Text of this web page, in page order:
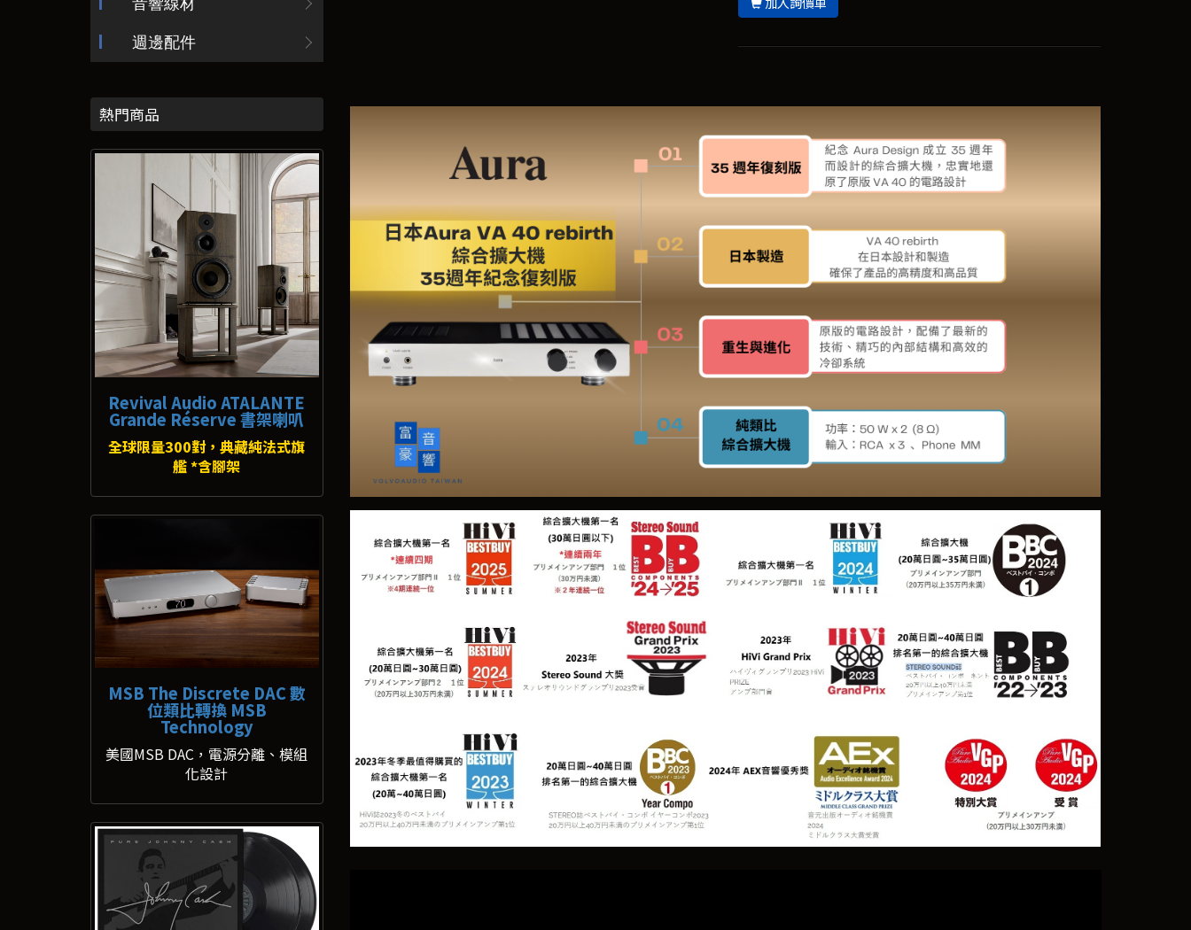
音響線材
週邊配件
熱門商品
Revival Audio ATALANTE
Grande Réserve 書架喇叭
全球限量300對，典藏純法式旗
艦 *含腳架
MSB The Discrete DAC 數
位類比轉換 MSB
Technology
美國MSB DAC，電源分離、模組
化設計